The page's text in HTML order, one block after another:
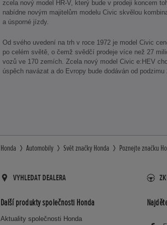
zcela nový model HR-V, který bude v prodeji koncem
nabídne novým majitelům modelu Civic skvělou
a úsporné jízdy.
Od svého uvedení na trh v roce 1972 je model Civic
po celém světě, o čemž svědčí prodeje více než 27
vozů ve 170 zemích. Zcela nový model Civic e:HEV
úspěch navázat a do Evropy bude dodáván od podzimu
Honda Automobily Svět značky Honda Poznejte značku
VYHLEDAT DEALERA
Další produkty společnosti Honda
Aktuality společnosti Honda